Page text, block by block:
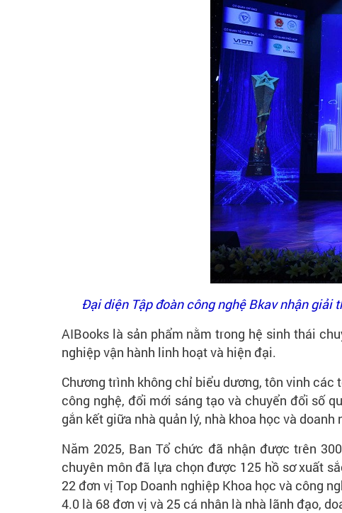
Đại diện Tập đoàn công nghệ Bkav nhận giải
AIBooks là sản phẩm nằm trong hệ sinh thái
nghiệp vận hành linh hoạt và hiện đại.
Chương trình không chỉ biểu dương, tôn vinh
công nghệ, đổi mới sáng tạo và chuyển đổi số
gắn kết giữa nhà quản lý, nhà khoa học và
Năm 2025, Ban Tổ chức đã nhận được trên
chuyên môn đã lựa chọn được 125 hồ sơ xuất
22 đơn vị Top Doanh nghiệp Khoa học và công
4.0 là 68 đơn vị và 25 cá nhân là nhà lãnh đạo,